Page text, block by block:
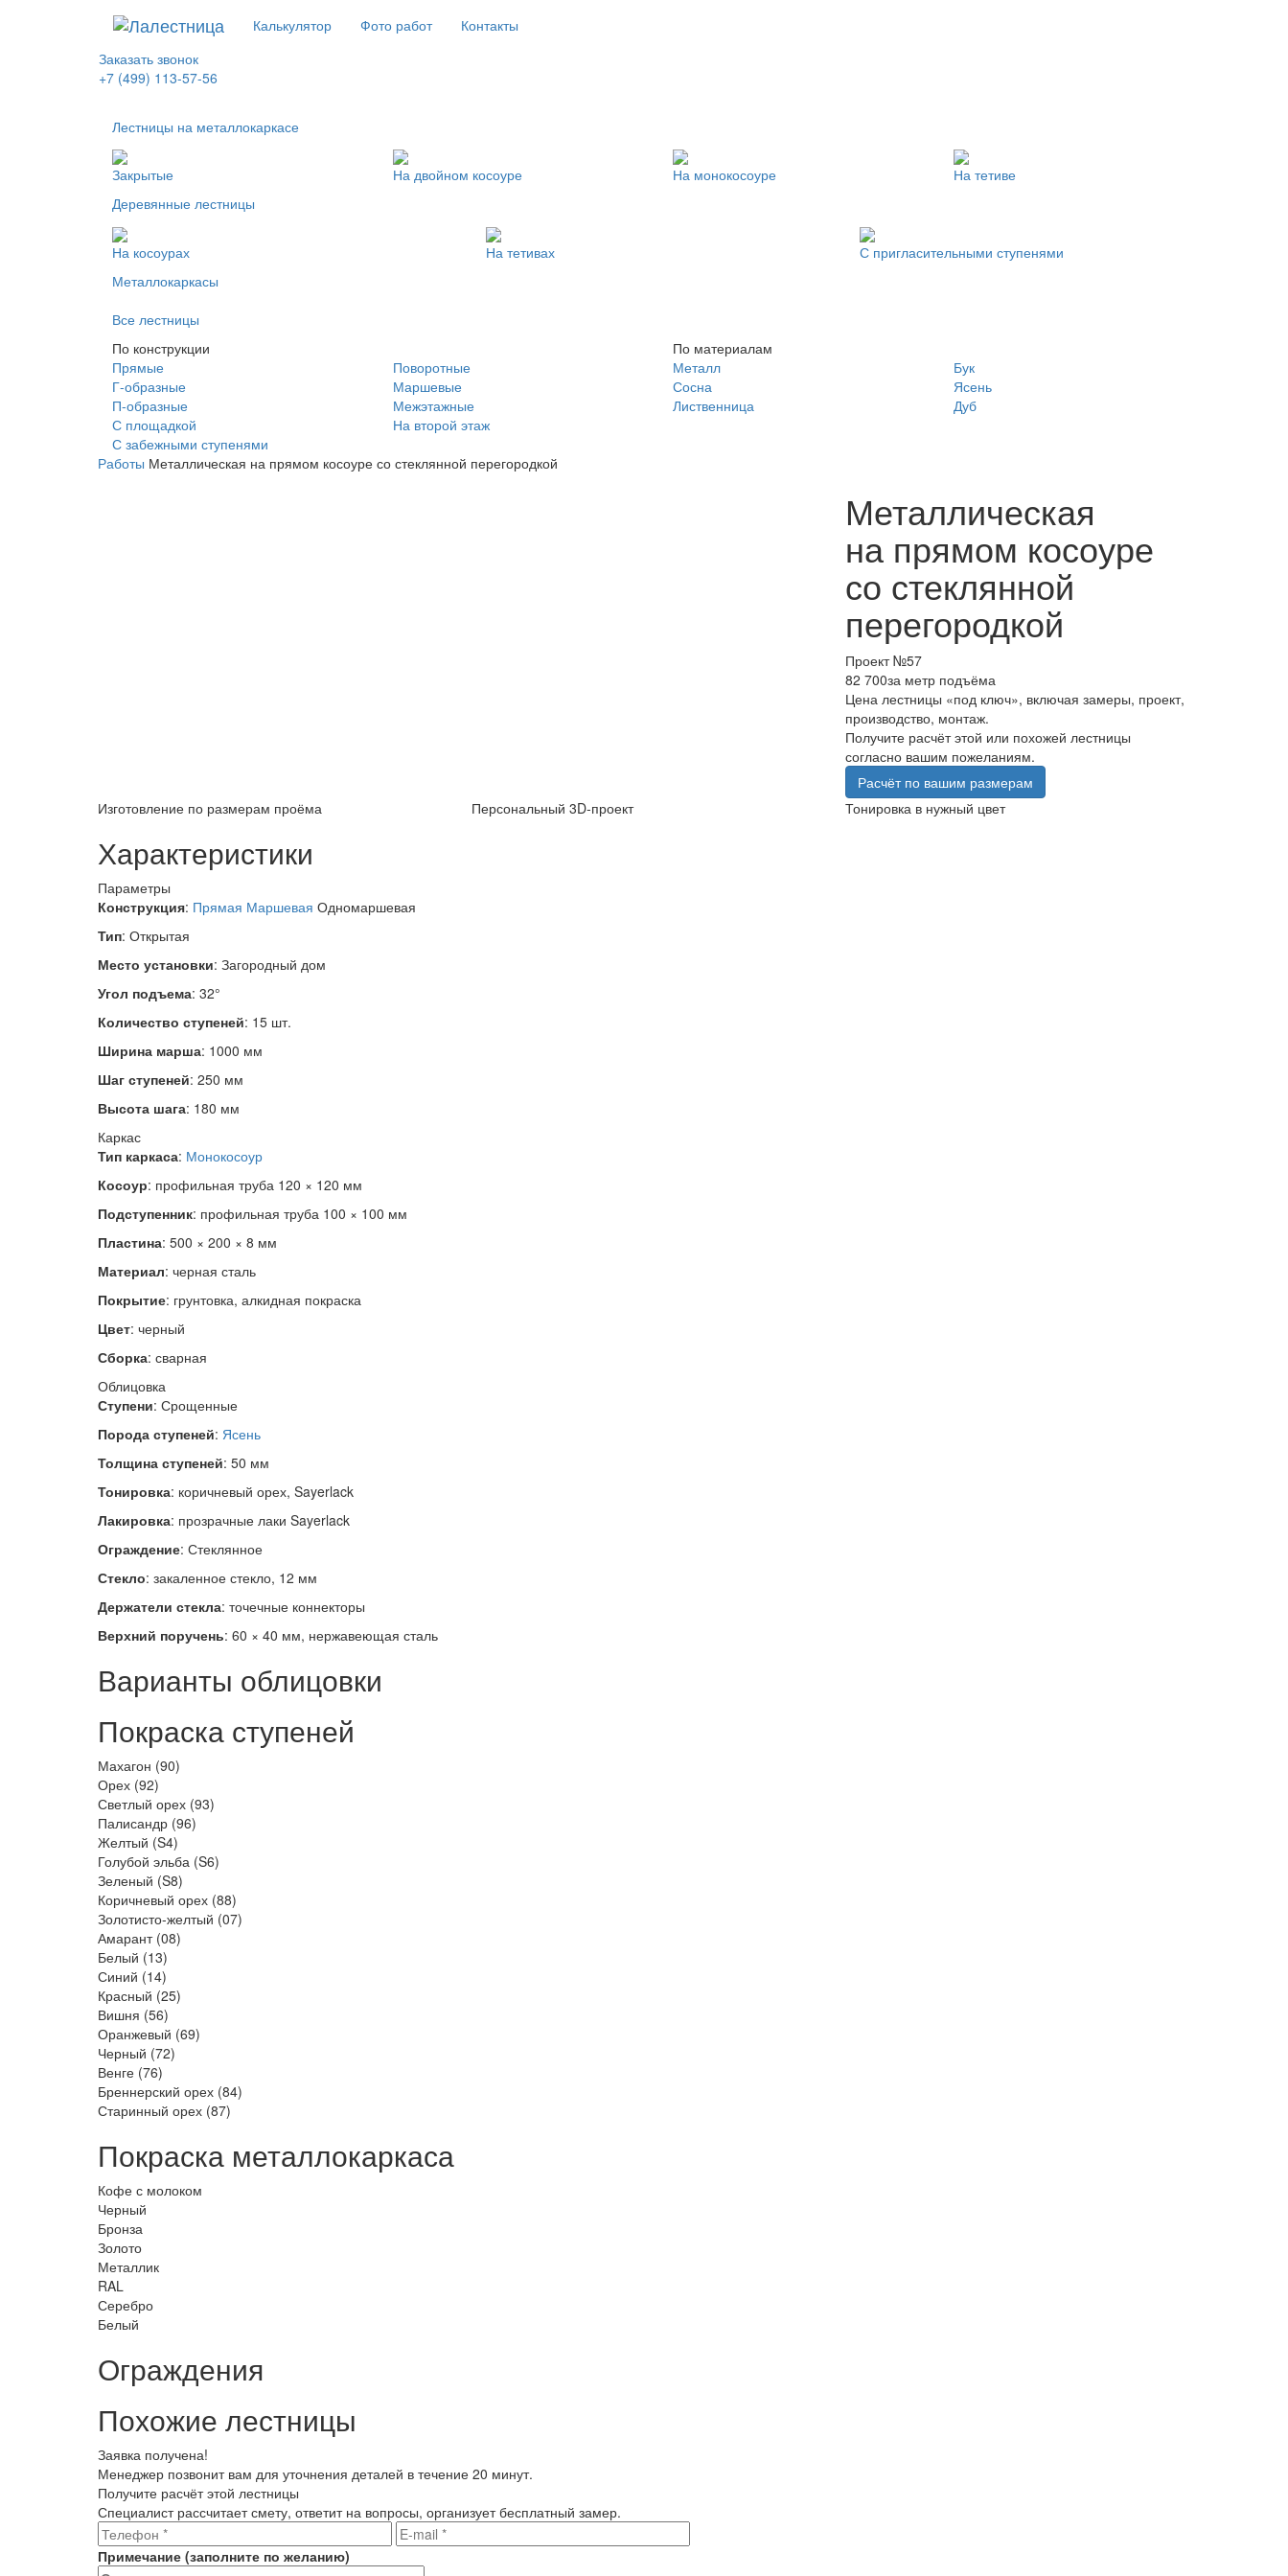
Калькулятор Фото работ
Контакты
Заказать звонок
+7 (499) 113-57-56
Лестницы на металлокаркасе
Закрытые На двойном косоуре На монокосоуре
На тетиве
Деревянные лестницы
На косоурах На тетивах
С пригласительными ступенями
Металлокаркасы
Все лестницы
По конструкции
По материалам
Прямые
Г-образные
П-образные
С площадкой
С забежными ступенями
Поворотные
Маршевые
Межэтажные
На второй этаж
Металл
Сосна
Лиственница
Бук
Ясень
Дуб
Работы Металлическая на прямом косоуре со стеклянной перегородкой
Металлическая
на прямом косоуре
со стеклянной
перегородкой
Проект №57
82 700за метр подъёма
Цена лестницы «под ключ», включая замеры, проект,
производство, монтаж.
Получите расчёт этой или похожей лестницы
согласно вашим пожеланиям.
Расчёт по вашим размерам
Изготовление по размерам проёма
Персональный 3D‑проект Тонировка в нужный цвет
Характеристики
Параметры
Конструкция: Прямая Маршевая Одномаршевая
Тип: Открытая
Место установки: Загородный дом
Угол подъема: 32°
Количество ступеней: 15 шт.
Ширина марша: 1000 мм
Шаг ступеней: 250 мм
Высота шага: 180 мм
Каркас
Тип каркаса: Монокосоур
Косоур: профильная труба 120 × 120 мм
Подступенник: профильная труба 100 × 100 мм
Пластина: 500 × 200 × 8 мм
Материал: черная сталь
Покрытие: грунтовка, алкидная покраска
Цвет: черный
Сборка: сварная
Облицовка
Ступени: Срощенные
Порода ступеней: Ясень
Толщина ступеней: 50 мм
Тонировка: коричневый орех, Sayerlack
Лакировка: прозрачные лаки Sayerlack
Ограждение: Стеклянное
Стекло: закаленное стекло, 12 мм
Держатели стекла: точечные коннекторы
Верхний поручень: 60 × 40 мм, нержавеющая сталь
Варианты облицовки
Покраска ступеней
Махагон (90)
Орех (92)
Светлый орех (93)
Палисандр (96)
Желтый (S4)
Голубой эльба (S6)
Зеленый (S8)
Коричневый орех (88)
Золотисто-желтый (07)
Амарант (08)
Белый (13)
Синий (14)
Красный (25)
Вишня (56)
Оранжевый (69)
Черный (72)
Венге (76)
Бреннерский орех (84)
Старинный орех (87)
Покраска металлокаркаса
Кофе с молоком
Черный
Бронза
Золото
Металлик
RAL
Серебро
Белый
Ограждения
Похожие лестницы
Заявка получена!
Менеджер позвонит вам для уточнения деталей в течение 20 минут.
Получите расчёт этой лестницы
Специалист рассчитает смету, ответит на вопросы, организует бесплатный замер.
Примечание (заполните по желанию)